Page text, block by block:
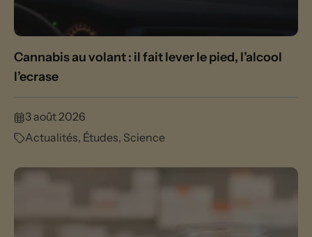
Cannabis au volant : il fait lever le pied, l’alcool
l’ecrase
3 août 2026
Actualités, Études, Science